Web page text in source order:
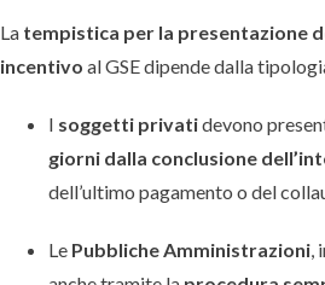
La tempistica per la presentazione
incentivo al GSE dipende dalla
I soggetti privatidevono
giorni dalla conclusione
dell’ultimo pagamento o del
Le Pubbliche Amministrazioni,